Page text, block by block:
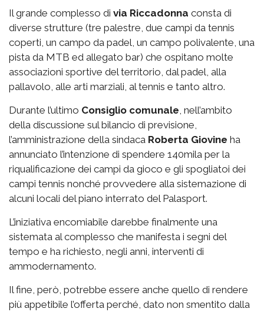
Il grande complesso di via Riccadonna consta di
diverse strutture (tre palestre, due campi da tennis
coperti, un campo da padel, un campo polivalente, una
pista da MTB ed allegato bar) che ospitano molte
associazioni sportive del territorio, dal padel, alla
pallavolo, alle arti marziali, al tennis e tanto altro.
Durante l’ultimo Consiglio comunale , nell’ambito
della discussione sul bilancio di previsione,
l’amministrazione della sindaca Roberta Giovine ha
annunciato l’intenzione di spendere 140mila per la
riqualificazione dei campi da gioco e gli spogliatoi dei
campi tennis nonché provvedere alla sistemazione di
alcuni locali del piano interrato del Palasport.
L’iniziativa encomiabile darebbe finalmente una
sistemata al complesso che manifesta i segni del
tempo e ha richiesto, negli anni, interventi di
ammodernamento.
Il fine, però, potrebbe essere anche quello di rendere
più appetibile l’offerta perché, dato non smentito dalla